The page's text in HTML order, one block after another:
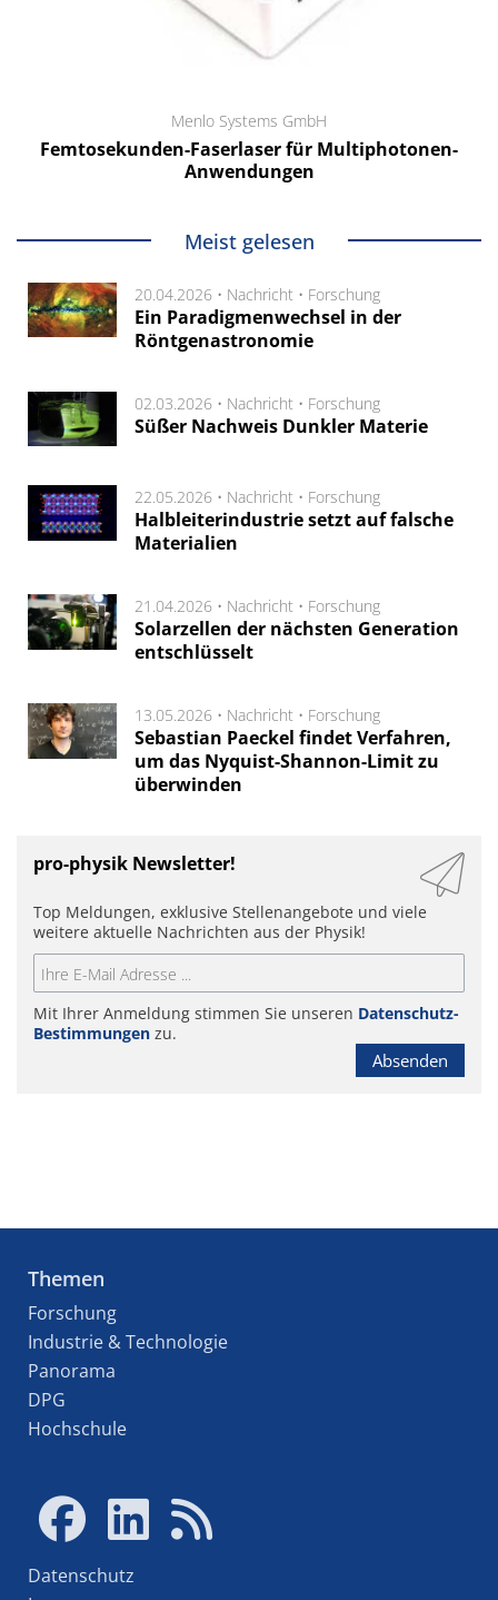
Menlo Systems GmbH
Femtosekunden-Faserlaser für Multiphotonen-
Anwendungen
Meist gelesen
20.04.2026 • Nachricht • Forschung
Ein Paradigmenwechsel in der
Röntgenastronomie
02.03.2026 • Nachricht • Forschung
Süßer Nachweis Dunkler Materie
22.05.2026 • Nachricht • Forschung
Halbleiterindustrie setzt auf falsche
Materialien
21.04.2026 • Nachricht • Forschung
Solarzellen der nächsten Generation
entschlüsselt
13.05.2026 • Nachricht • Forschung
Sebastian Paeckel findet Verfahren,
um das Nyquist-Shannon-Limit zu
überwinden
pro-physik Newsletter!
Top Meldungen, exklusive Stellenangebote und viele
weitere aktuelle Nachrichten aus der Physik!
Mit Ihrer Anmeldung stimmen Sie unseren Datenschutz-
Bestimmungen zu.
Absenden
Themen
Forschung
Industrie & Technologie
Panorama
DPG
Hochschule
Datenschutz